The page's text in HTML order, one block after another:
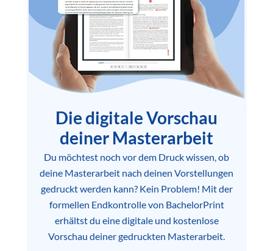
Die digitale Vorschau
deiner Masterarbeit
Du möchtest noch vor dem Druck wissen, ob
deine Masterarbeit nach deinen Vorstellungen
gedruckt werden kann? Kein Problem! Mit der
formellen Endkontrolle von BachelorPrint
erhältst du eine digitale und kostenlose
Vorschau deiner gedruckten Masterarbeit.